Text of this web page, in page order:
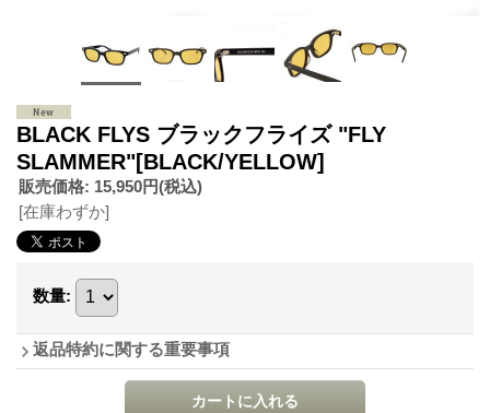
BLACK FLYS ブラックフライズ "FLY
SLAMMER"[BLACK/YELLOW]
販売価格: 15,950円(税込)
[在庫わずか]
数量:
返品特約に関する重要事項